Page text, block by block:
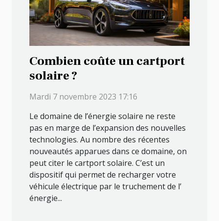
Combien coûte un cartport
solaire ?
Mardi 7 novembre 2023 17:16
Le domaine de l’énergie solaire ne reste
pas en marge de l’expansion des nouvelles
technologies. Au nombre des récentes
nouveautés apparues dans ce domaine, on
peut citer le cartport solaire. C’est un
dispositif qui permet de recharger votre
véhicule électrique par le truchement de l’
énergie...